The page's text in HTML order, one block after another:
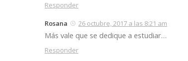
Responder
Rosana 26 octubre, 2017 a las 8:21 am
Más vale que se dedique a estudiar…
Responder